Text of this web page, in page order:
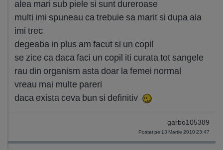
alea mari sub piele si sunt dureroase
multi imi spuneau ca trebuie sa marit si dupa aia
imi trec
degeaba in plus am facut si un copil
se zice ca daca faci un copil iti curata tot sangele
rau din organism asta doar la femei normal
vreau mai multe pareri
daca exista ceva bun si definitiv
garbo105389
Postat pe 13 Martie 2010 23:47